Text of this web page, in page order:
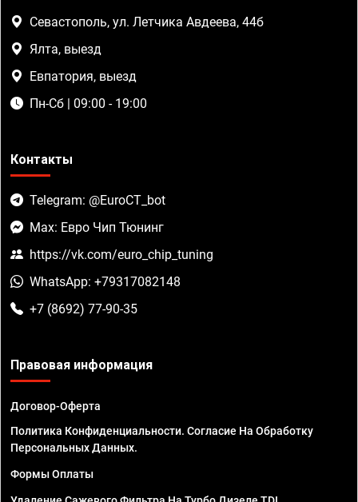
Севастополь, ул. Летчика Авдеева, 44б
Ялта, выезд
Евпатория, выезд
Пн-Сб | 09:00 - 19:00
Контакты
Telegram: @EuroCT_bot
Max: Евро Чип Тюнинг
https://vk.com/euro_chip_tuning
WhatsApp: +79317082148
+7 (8692) 77-90-35
Правовая информация
Договор-Оферта
Политика Конфиденциальности. Согласие На Обработку
Персональных Данных.
Формы Оплаты